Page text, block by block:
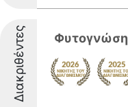
Διακριθέντες Φυτογνώση